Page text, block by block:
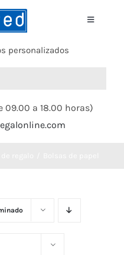
Toggle
personalizados
09.00 a 18.00 horas)